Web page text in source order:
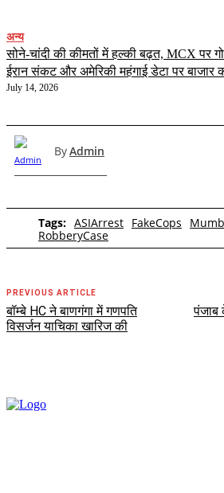
अन्य
सोने-चांदी की कीमतों में हल्की बढ़त, MCX पर
ईरान संकट और अमेरिकी महंगाई डेटा पर बाजार
July 14, 2026
ByAdmin
Tags: ASIArrest FakeCops
RobberyCase
PREVIOUS ARTICLE
बॉम्बे HC ने बाणगंगा में गणपति
विसर्जन याचिका खारिज की
पंजाब